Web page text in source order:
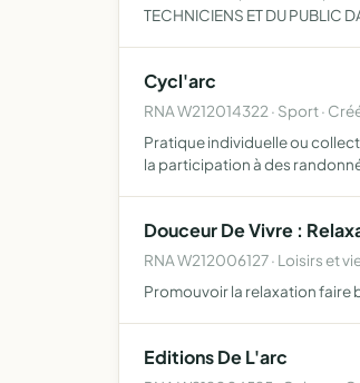
TECHNICIENS ET DU PUBLIC
Cycl'arc
RNA W212014322 · Sport ·
Pratique individuelle ou
la participation à des
Douceur De Vivre :
RNA W212006127 · Loisirs et
Promouvoir la relaxation faire
Editions De L'arc